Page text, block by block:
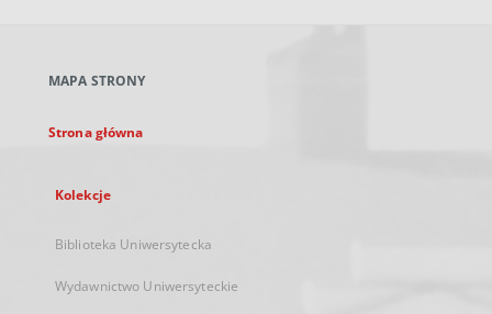
karcie
MAPA STRONY
Strona główna
Kolekcje
Biblioteka Uniwersytecka
Wydawnictwo Uniwersyteckie